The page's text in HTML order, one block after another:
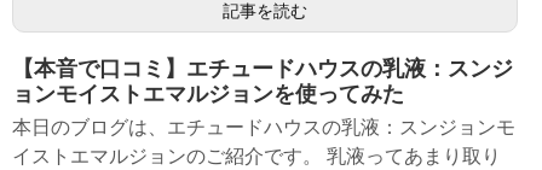
記事を読む
【本音で口コミ】エチュードハウスの乳液：スンジ
ョンモイストエマルジョンを使ってみた
本日のブログは、エチュードハウスの乳液：スンジョンモ
イストエマルジョンのご紹介です。 乳液ってあまり取り